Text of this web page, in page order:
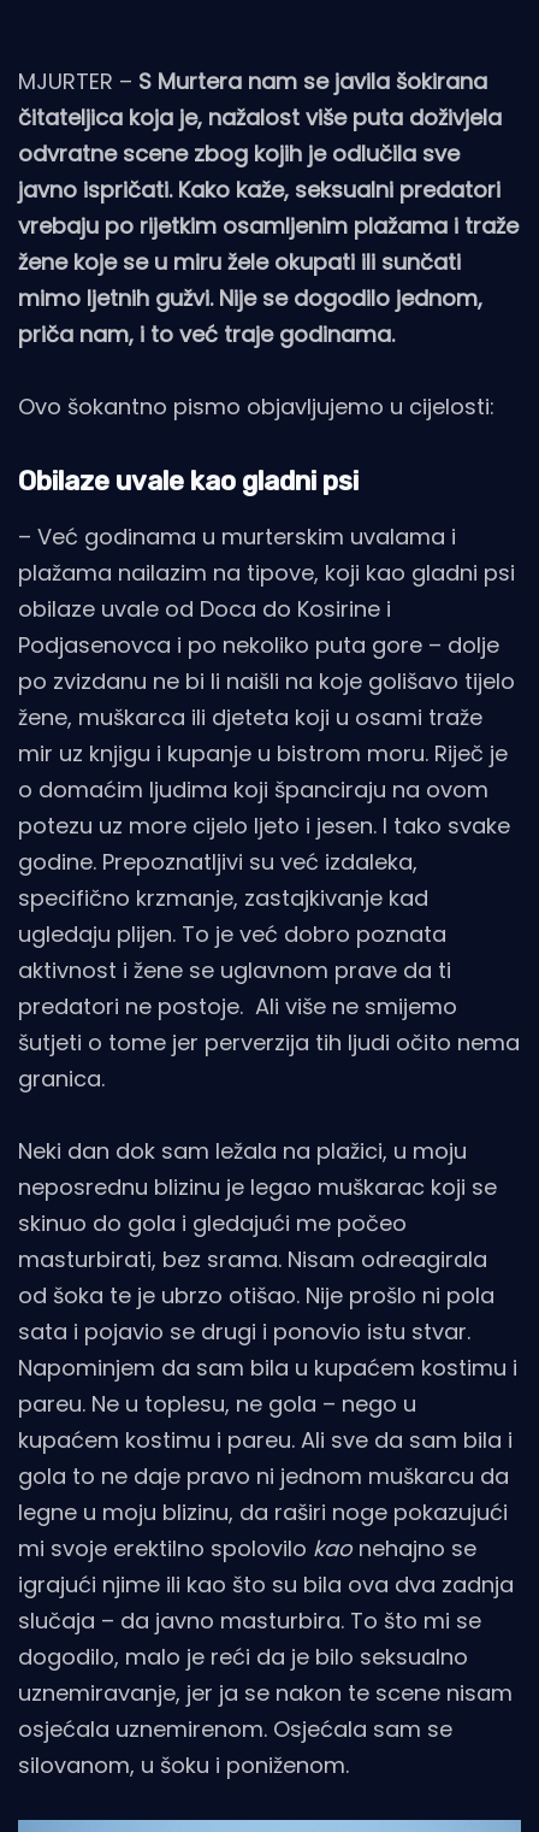
MJURTER – S Murtera nam se javila šokirana
čitateljica koja je, nažalost više puta doživjela
odvratne scene zbog kojih je odlučila sve
javno ispričati. Kako kaže, seksualni predatori
vrebaju po rijetkim osamljenim plažama i traže
žene koje se u miru žele okupati ili sunčati
mimo ljetnih gužvi. Nije se dogodilo jednom,
priča nam, i to već traje godinama.
Ovo šokantno pismo objavljujemo u cijelosti:
Obilaze uvale kao gladni psi
– Već godinama u murterskim uvalama i
plažama nailazim na tipove, koji kao gladni psi
obilaze uvale od Doca do Kosirine i
Podjasenovca i po nekoliko puta gore – dolje
po zvizdanu ne bi li naišli na koje golišavo tijelo
žene, muškarca ili djeteta koji u osami traže
mir uz knjigu i kupanje u bistrom moru. Riječ je
o domaćim ljudima koji španciraju na ovom
potezu uz more cijelo ljeto i jesen. I tako svake
godine. Prepoznatljivi su već izdaleka,
specifično krzmanje, zastajkivanje kad
ugledaju plijen. To je već dobro poznata
aktivnost i žene se uglavnom prave da ti
predatori ne postoje. Ali više ne smijemo
šutjeti o tome jer perverzija tih ljudi očito nema
granica.
Neki dan dok sam ležala na plažici, u moju
neposrednu blizinu je legao muškarac koji se
skinuo do gola i gledajući me počeo
masturbirati, bez srama. Nisam odreagirala
od šoka te je ubrzo otišao. Nije prošlo ni pola
sata i pojavio se drugi i ponovio istu stvar.
Napominjem da sam bila u kupaćem kostimu i
pareu. Ne u toplesu, ne gola – nego u
kupaćem kostimu i pareu. Ali sve da sam bila i
gola to ne daje pravo ni jednom muškarcu da
legne u moju blizinu, da raširi noge pokazujući
mi svoje erektilno spolovilo kao nehajno se
igrajući njime ili kao što su bila ova dva zadnja
slučaja – da javno masturbira. To što mi se
dogodilo, malo je reći da je bilo seksualno
uznemiravanje, jer ja se nakon te scene nisam
osjećala uznemirenom. Osjećala sam se
silovanom, u šoku i poniženom.